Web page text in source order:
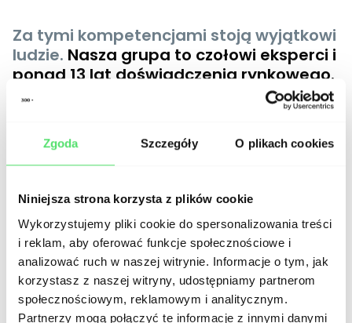
Zgoda Szczegóły O plikach cookies
Niniejsza strona korzysta z plików cookie
Wykorzystujemy pliki cookie do spersonalizowania treści
i reklam, aby oferować funkcje społecznościowe i
analizować ruch w naszej witrynie. Informacje o tym, jak
korzystasz z naszej witryny, udostępniamy partnerom
społecznościowym, reklamowym i analitycznym.
Partnerzy mogą połączyć te informacje z innymi danymi
Za tymi kompetencjami stoją wyjątkowi
ludzie. Nasza grupa to czołowi eksperci i
ponad 13 lat doświadczenia rynkowego.
Strześniewski
Lead Web
Adam
Kanigowski
Aleksander
Kożuchowski-
500+
projektów z zakresu digital marketingu w
ramach KERRIS.
Strategie komunikacji, koncepty kreatywne i